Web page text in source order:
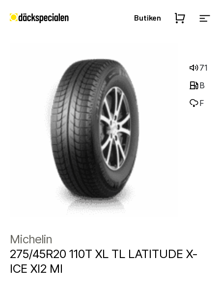
Butiken
71
B
F
Michelin
275/45R20 110T XL TL LATITUDE X-
ICE XI2 MI